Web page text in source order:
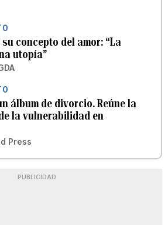
concepto del amor: “La
utopía”
álbum de divorcio. Reúne la
la vulnerabilidad en
Press
PUBLICIDAD